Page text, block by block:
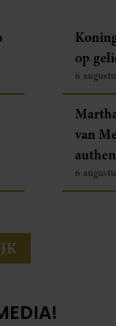
op
6
van
6